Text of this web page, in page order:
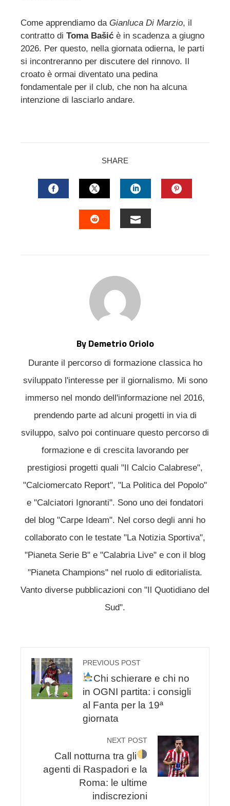
Come apprendiamo da Gianluca Di Marzio, il
contratto di Toma Bašić è in scadenza a giugno
2026. Per questo, nella giornata odierna, le parti
si incontreranno per discutere del rinnovo. Il
croato è ormai diventato una pedina
fondamentale per il club, che non ha alcuna
intenzione di lasciarlo andare.
SHARE
FACEBOOKTWITTERLINKEDIN
By Demetrio Oriolo
Durante il percorso di formazione classica ho
sviluppato l'interesse per il giornalismo. Mi sono
immerso nel mondo dell'informazione nel 2016,
prendendo parte ad alcuni progetti in via di
sviluppo, salvo poi continuare questo percorso di
formazione e di crescita lavorando per
prestigiosi progetti quali "Il Calcio Calabrese",
"Calciomercato Report", "La Politica del Popolo"
e "Calciatori Ignoranti". Sono uno dei fondatori
del blog "Carpe Ideam". Nel corso degli anni ho
collaborato con le testate "La Notizia Sportiva",
"Pianeta Serie B" e "Calabria Live" e con il blog
"Pianeta Champions" nel ruolo di editorialista.
Vanto diverse pubblicazioni con "Il Quotidiano del
Sud".
PREVIOUS POST
Chi schierare e chi no
in OGNI partita: i consigli
al Fanta per la 19ª
giornata
NEXT POST
Call notturna tra gli
agenti di Raspadori e la
Roma: le ultime
indiscrezioni